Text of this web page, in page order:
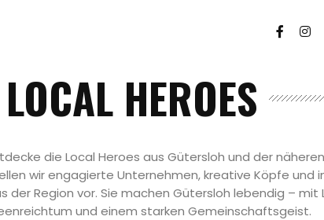
LOCAL HEROES
die Local Heroes aus Gütersloh und der
wir engagierte Unternehmen, kreative Köpfe und
der Region vor. Sie machen Gütersloh lebendig – mit
und einem starken Gemeinschaftsgeist.